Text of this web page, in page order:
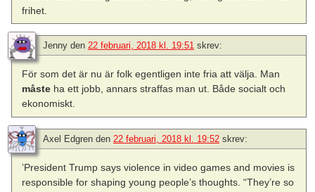
frihet.
Jenny den 22 februari, 2018 kl. 19:51 skrev:
För som det är nu är folk egentligen inte fria att välja. Man
måste ha ett jobb, annars straffas man ut. Både socialt och
ekonomiskt.
Axel Edgren den 22 februari, 2018 kl. 19:52 skrev:
’President Trump says violence in video games and movies is
responsible for shaping young people’s thoughts. “They’re so